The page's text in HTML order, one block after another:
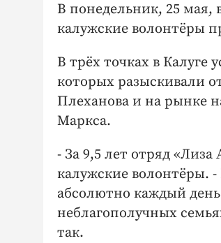
В понедельник, 25 мая,
калужские волонтёры
В трёх точках в
которых разыскивали
Плеханова и на рынке
Маркса.
- За 9,5 лет отряд
калужские волонтёры.
абсолютно каждый день
неблагополучных
так.